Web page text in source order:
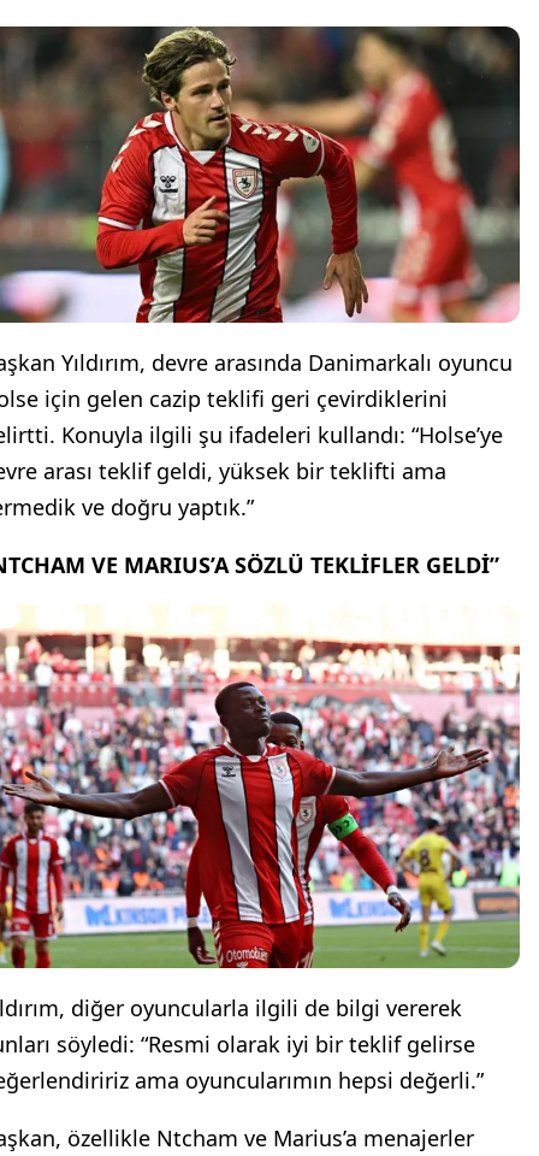
Yıldırım, devre arasında Danimarkalı oyuncu
için gelen cazip teklifi geri çevirdiklerini
Konuyla ilgili şu ifadeleri kullandı: “Holse’ye
arası teklif geldi, yüksek bir teklifti ama
ve doğru yaptık.”
VE MARIUS’A SÖZLÜ TEKLİFLER GELDİ”
diğer oyuncularla ilgili de bilgi vererek
söyledi: “Resmi olarak iyi bir teklif gelirse
ama oyuncularımın hepsi değerli.”
özellikle Ntcham ve Marius’a menajerler